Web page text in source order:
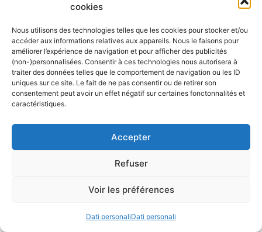
cookies
Nous utilisons des technologies telles que les cookies pour stocker et/ou
accéder aux informations relatives aux appareils. Nous le faisons pour
améliorer l’expérience de navigation et pour afficher des publicités
(non-)personnalisées. Consentir à ces technologies nous autorisera à
traiter des données telles que le comportement de navigation ou les ID
uniques sur ce site. Le fait de ne pas consentir ou de retirer son
consentement peut avoir un effet négatif sur certaines fonctonnalités et
caractéristiques.
Accepter
Refuser
Voir les préférences
Dati personaliDati personali
Calendrier nautique
Les derniers articles publiés